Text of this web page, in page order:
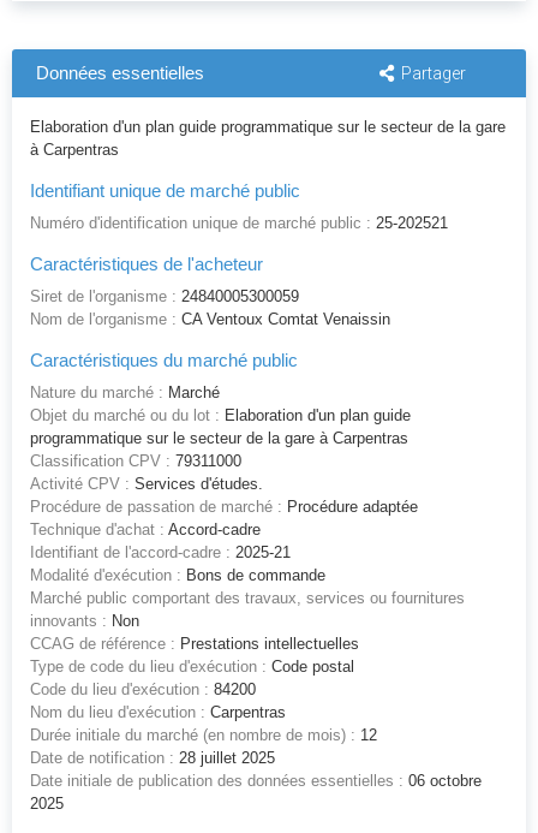
Données essentielles Partager
Elaboration d'un plan guide programmatique sur le secteur de la gare
à Carpentras
Identifiant unique de marché public
Numéro d'identification unique de marché public : 25-202521
Caractéristiques de l'acheteur
Siret de l'organisme : 24840005300059
Nom de l'organisme : CA Ventoux Comtat Venaissin
Caractéristiques du marché public
Nature du marché : Marché
Objet du marché ou du lot : Elaboration d'un plan guide
programmatique sur le secteur de la gare à Carpentras
Classification CPV : 79311000
Activité CPV : Services d'études.
Procédure de passation de marché : Procédure adaptée
Technique d'achat : Accord-cadre
Identifiant de l'accord-cadre : 2025-21
Modalité d'exécution : Bons de commande
Marché public comportant des travaux, services ou fournitures
innovants : Non
CCAG de référence : Prestations intellectuelles
Type de code du lieu d'exécution : Code postal
Code du lieu d'exécution : 84200
Nom du lieu d'exécution : Carpentras
Durée initiale du marché (en nombre de mois) : 12
Date de notification : 28 juillet 2025
Date initiale de publication des données essentielles : 06 octobre
2025